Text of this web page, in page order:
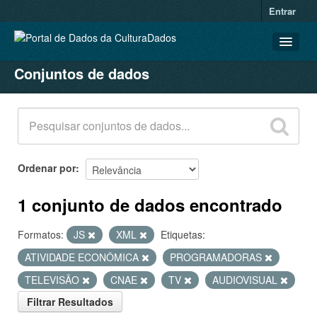
Entrar
CONJUNTOS DE DADOS
ORGANIZAÇÕES
GRUPOS
SOBRE
Conjuntos de dados
Ordenar por
1 conjunto de dados encontrado
Formatos: JS XML
Etiquetas:
ATIVIDADE ECONÔMICA
PROGRAMADORAS
TELEVISÃO
CNAE TV
AUDIOVISUAL
Filtrar Resultados